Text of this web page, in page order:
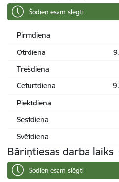
Šodien esam slēgti
Pirmdiena
Otrdiena
Trešdiena
Ceturtdiena
Piektdiena
Sestdiena
Svētdiena
Bāriņtiesas darba laiks
Šodien esam slēgti